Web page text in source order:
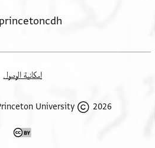
princetoncdh
إمكانية الوصول
2026 The Trustees of Princeton University